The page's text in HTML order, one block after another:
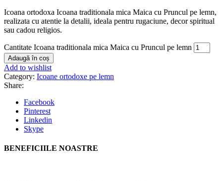
Icoana ortodoxa Icoana traditionala mica Maica cu Pruncul pe lemn,
realizata cu atentie la detalii, ideala pentru rugaciune, decor spiritual
sau cadou religios.
Cantitate Icoana traditionala mica Maica cu Pruncul pe lemn
Adaugă în coș
Add to wishlist
Category: Icoane ortodoxe pe lemn
Share:
Facebook
Pinterest
Linkedin
Skype
BENEFICIILE NOASTRE